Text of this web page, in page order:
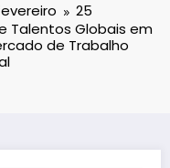
25
Talentos Globais em
de Trabalho